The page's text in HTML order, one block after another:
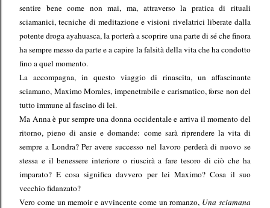
sentire bene come non mai, ma, attraverso la pratica di rituali
sciamanici, tecniche di meditazione e visioni rivelatrici liberate dalla
potente droga ayahuasca, la porterà a scoprire una parte di sé che finora
ha sempre messo da parte e a capire la falsità della vita che ha condotto
fino a quel momento.
La accompagna, in questo viaggio di rinascita, un affascinante
sciamano, Maximo Morales, impenetrabile e carismatico, forse non del
tutto immune al fascino di lei.
Ma Anna è pur sempre una donna occidentale e arriva il momento del
ritorno, pieno di ansie e domande: come sarà riprendere la vita di
sempre a Londra? Per avere successo nel lavoro perderà di nuovo se
stessa e il benessere interiore o riuscirà a fare tesoro di ciò che ha
imparato? E cosa significa davvero per lei Maximo? Cosa il suo
vecchio fidanzato?
Vero come un memoir e avvincente come un romanzo, Una sciamana